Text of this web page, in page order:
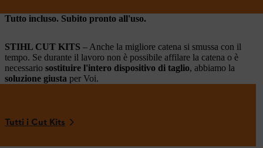
Tutto incluso. Subito pronto all'uso.
STIHL CUT KITS – Anche la migliore catena si smussa con il
tempo. Se durante il lavoro non è possibile affilare la catena o è
necessario sostituire l'intero dispositivo di taglio, abbiamo la
soluzione giusta per Voi.
Tutti i Cut Kits